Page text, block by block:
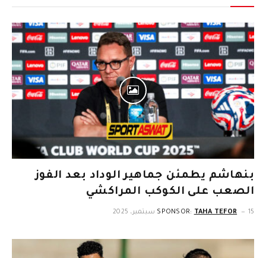
بنهاشم يطمئن جماهير الوداد بعد الفوز
الصعب على الكوكب المراكشي
SPONSOR: TAHA TEFOR 15 سبتمبر، 2025